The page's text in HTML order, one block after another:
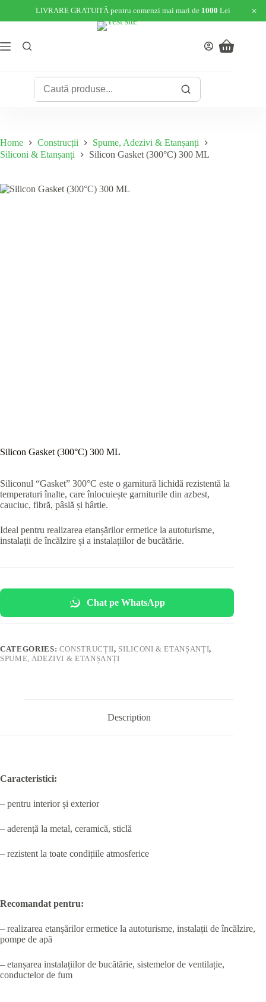
LIVRARE GRATUITĂ pentru comenzi mai mari de 1000 Lei ×
content
Shopping
Home Construcții
Spume, Adezivi & Etanșanți
Siliconi & Etanșanți
Silicon Gasket (300°C) 300 ML
Silicon Gasket (300°C) 300 ML
Siliconul “Gasket” 300°C este o garnitură lichidă rezistentă la
temperaturi înalte, care înlocuiește garniturile din azbest,
cauciuc, fibră, pâslă și hârtie.
Ideal pentru realizarea etanșărilor ermetice la autoturisme,
instalații de încălzire și a instalațiilor de bucătărie.
Chat pe WhatsApp
CATEGORIES: CONSTRUCȚII, SILICONI & ETANȘANȚI,
SPUME, ADEZIVI & ETANȘANȚI
Description
Caracteristici:
– pentru interior și exterior
– aderență la metal, ceramică, sticlă
– rezistent la toate condițiile atmosferice
Recomandat pentru:
– realizarea etanșărilor ermetice la autoturisme, instalații de încălzire,
pompe de apă
– etanșarea instalațiilor de bucătărie, sistemelor de ventilație,
conductelor de fum